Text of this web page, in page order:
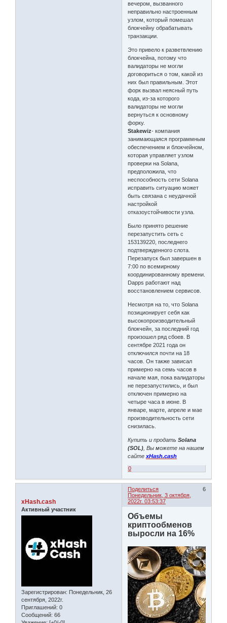
вечером, вызванного
неправильно настроенным
узлом, который помешал
блокчейну обрабатывать
транзакции.
Это привело к разветвлению
блокчейна, потому что
валидаторы не могли
договориться о том, какой из
них был правильным. Этот
форк вызвал неясный путь
кода, из-за которого
валидаторы не могли
вернуться к основному
форку.
Stakewiz- компания
занимающаяся программным
обеспечением и блокчейном,
которая управляет узлом
проверки на Solana,
предположила, что
неспособность сети Solana
исправить ситуацию может
быть связана с неудачной
настройкой
отказоустойчивости узла.
Было принято решение
перезапустить сеть с
153139220, последнего
подтвержденного слота.
Перезапуск был завершен в
7:00 по всемирному
координированному времени.
Dapps работают над
восстановлением сервисов.
Несмотря на то, что Solana
позиционирует себя как
высокопроизводительный
блокчейн, за последний год
произошел ряд сбоев. В
сентябре 2021 года он
отключился почти на 18
часов. Он также зависал
примерно на семь часов в
начале мая, пока валидаторы
не перезапустились, и был
отключен примерно на
четыре часа в июне. В
январе, марте, апреле и мае
производительность сети
снизилась.
Купить и продатьSolana
(SOL) , Вы можете на нашем
сайтеxHash.cash
0
Поделиться
6
Понедельник, 3 октября,
2022г. 03:53:37
xHash.cash
Активный участник
Зарегистрирован: Понедельник, 26
сентября, 2022г.
Приглашений: 0
Сообщений: 66
Объемы
криптообменов
выросли на 16%